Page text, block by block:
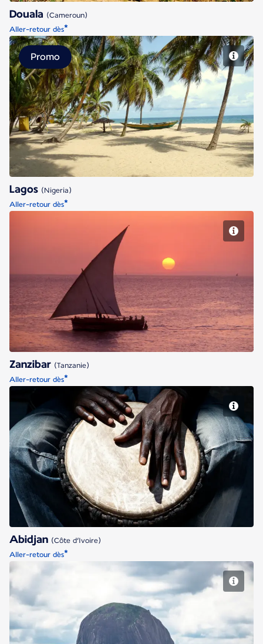
Douala (Cameroun)
Aller-retour dès*
Lagos
Promo
Lagos (Nigeria)
Aller-retour dès*
Zanzibar
Zanzibar (Tanzanie)
Aller-retour dès*
Abidjan
Abidjan (Côte d’Ivoire)
Aller-retour dès*
Abuja